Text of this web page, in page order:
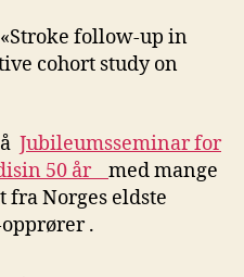
follow-up in
cohort study on
Jubileumsseminar for
50 år med mange
Norges eldste
.